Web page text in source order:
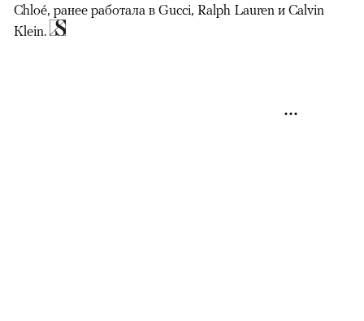
Chloé, ранее работала в Gucci, Ralph Lauren и Calvin
Klein.